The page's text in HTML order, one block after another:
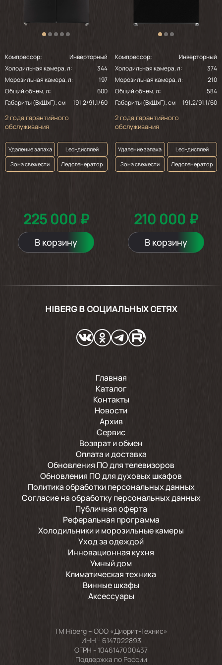
Компрессор:
Инверторный
Холодильная камера, л:
344
Морозильная камера, л:
197
Общий объем, л:
600
Габариты (ВхШхГ), см
191.2/91.1/60
2 года гарантийного
обслуживания
Удаление запаха
Led-дисплей
Зона свежести
Ледогенератор
225 000 ₽
В корзину
Компрессор:
Инверторный
Холодильная камера, л:
374
Морозильная камера, л:
210
Общий объем, л:
584
Габариты (ВхШхГ), см
191.2/91.1/60
2 года гарантийного
обслуживания
Удаление запаха
Led-дисплей
Зона свежести
Ледогенератор
210 000 ₽
В корзину
HIBERG В СОЦИАЛЬНЫХ СЕТЯХ
Главная
Каталог
Контакты
Новости
Архив
Сервис
Возврат и обмен
Оплата и доставка
Обновления ПО для телевизоров
Обновления ПО для духовых шкафов
Политика обработки персональных данных
Согласие на обработку персональных данных
Публичная оферта
Реферальная программа
Холодильники и морозильные камеры
Уход за одеждой
Инновационная кухня
Умный дом
Климатическая техника
Винные шкафы
Аксессуары
TM Hiberg – ООО «Диорит-Технис»
ИНН - 6147022893
ОГРН - 1046147000437
Поддержка по России